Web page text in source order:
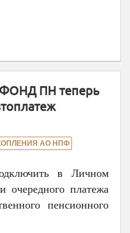
ПН теперь
АО НПФ
в Личном
очередного платежа
пенсионного